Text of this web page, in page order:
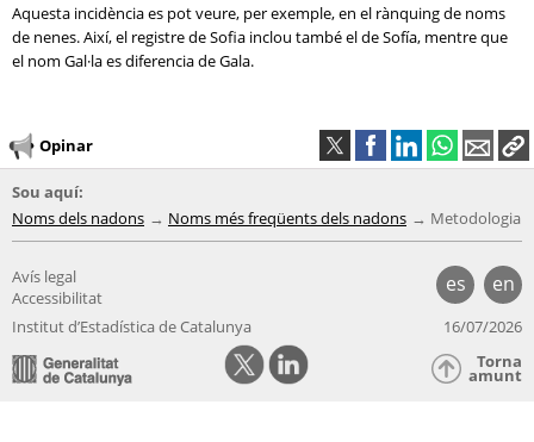
Aquesta incidència es pot veure, per exemple, en el rànquing de noms
de nenes. Així, el registre de Sofia inclou també el de Sofía, mentre que
el nom Gal·la es diferencia de Gala.
Opinar
Sou aquí:
Noms dels nadons
Noms més freqüents dels nadons Metodologia
es en
Avís legal
Accessibilitat
Institut d’Estadística de Catalunya
16/07/2026
Torna
amunt